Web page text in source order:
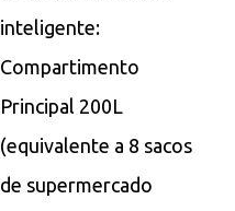
inteligente:
Compartimento
Principal 200L
(equivalente a 8 sacos
de supermercado